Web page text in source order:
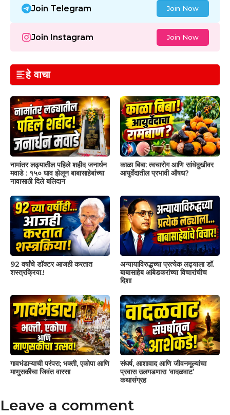
Join Telegram Join Now
Join Instagram Join Now
हे वाचा
नामांतर लढ्यातील पहिले शहीद जनार्धन
मवाडे : १५० घाव झेलून बाबासाहेबांच्या
नावासाठी दिले बलिदान
काळा बिबा: त्वचारोग आणि सांधेदुखीवर
आयुर्वेदातील प्रभावी औषध?
92 वर्षांचे डॉक्टर आजही करतात
शस्त्रक्रिया.!
अन्यायाविरुद्धच्या प्रत्येक लढ्याला डॉ.
बाबासाहेब आंबेडकरांच्या विचारांचीच
दिशा
गावभंडाऱ्याची परंपरा; भक्ती, एकोपा आणि
माणुसकीचा जिवंत वारसा
संघर्ष, आशावाद आणि जीवनमूल्यांचा
प्रवास उलगडणारा ‘वादळवाट’
कथासंग्रह
Leave a comment